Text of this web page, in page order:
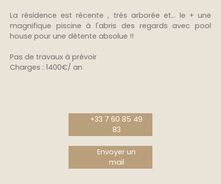
La résidence est récente , trés arborée et... le + une
magnifique piscine à l'abris des regards avec pool
house pour une détente absolue !!
Pas de travaux à prévoir
Charges : 1400€/ an
+33 7 60 85 49
83
Envoyer un
mail